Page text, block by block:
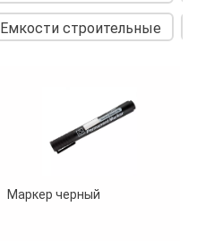
Емкости строительные
Маркер черный